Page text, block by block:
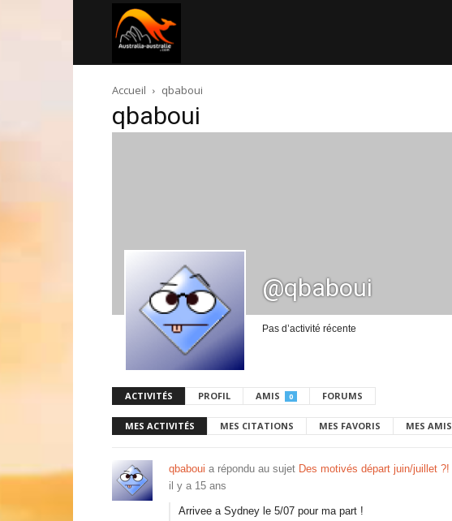
australie.com
Accueil qbaboui
qbaboui
@qbaboui
Pas d’activité récente
ACTIVITÉS PROFIL AMIS 0 FORUMS
MES ACTIVITÉS MES CITATIONS MES FAVORIS MES AMIS
qbaboui a répondu au sujet Des motivés départ juin/juillet ?!
il y a 15 ans
Arrivee a Sydney le 5/07 pour ma part !